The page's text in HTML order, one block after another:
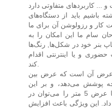
باشیم باید از دستگاه‌های
کار و رزولوشن آن برای ما
سام ما این امکان را به
بنر خود در شکل‌ها, رنگ‌ها
و یا اینترنتی اقدام
عرض آن است که عرض بین
پوشش ‏می‌دهد، و بر این
اساس کاربری‌های دارای ابعاد بالا تا عرض 5 متر را می‌توان در
این ویژگی باعث افزایش